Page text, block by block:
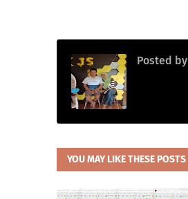
Posted by
YOU MAY LIKE THESE POSTS